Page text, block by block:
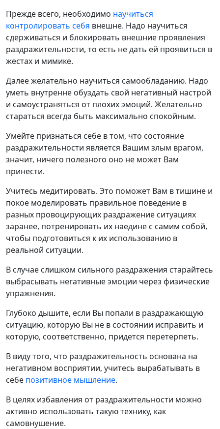
Прежде всего, необходимо научиться
контролировать себя внешне. Надо научиться
сдерживаться и блокировать внешние проявления
раздражительности, то есть не дать ей проявиться в
жестах и мимике.
Далее желательно научиться самообладанию. Надо
уметь внутренне обуздать свой негативный настрой
и самоустраняться от плохих эмоций. Желательно
стараться всегда быть максимально спокойным.
Умейте признаться себе в том, что состояние
раздражительности является Вашим злым врагом,
значит, ничего полезного оно не может Вам
принести.
Учитесь медитировать. Это поможет Вам в тишине и
покое моделировать правильное поведение в
разных провоцирующих раздражение ситуациях
заранее, потренировать их наедине с самим собой,
чтобы подготовиться к их использованию в
реальной ситуации.
В случае слишком сильного раздражения старайтесь
выбрасывать негативные эмоции через физические
упражнения.
Глубоко дышите, если Вы попали в раздражающую
ситуацию, которую Вы не в состоянии исправить и
которую, соответственно, придется перетерпеть.
В виду того, что раздражительность основана на
негативном восприятии, учитесь вырабатывать в
себе позитивное мышление.
В целях избавления от раздражительности можно
активно использовать такую технику, как
самовнушение.